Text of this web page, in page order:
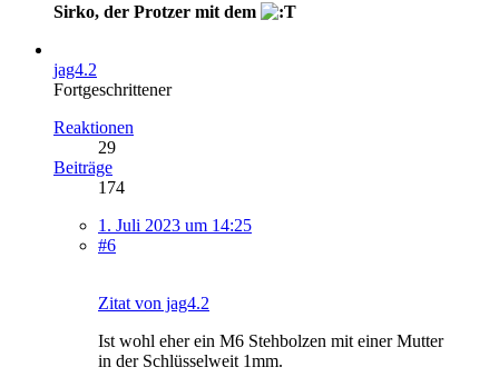
Sirko, der Protzer mit dem
jag4.2
Fortgeschrittener
Reaktionen
29
Beiträge
174
1. Juli 2023 um 14:25
#6
Zitat von jag4.2
Ist wohl eher ein M6 Stehbolzen mit einer Mutter
in der Schlüsselweit 1mm.